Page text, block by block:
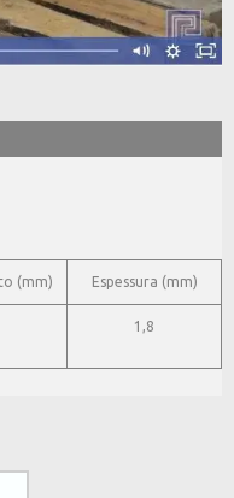
(mm) Espessura (mm)
1,8